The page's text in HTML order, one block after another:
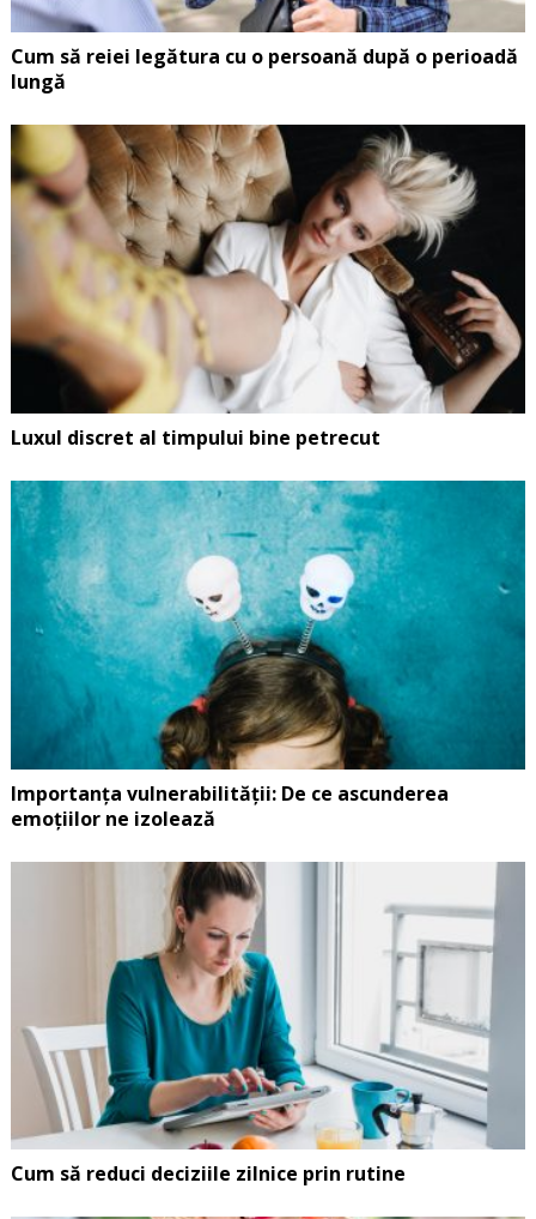
Cum să reiei legătura cu o persoană după o perioadă
lungă
Luxul discret al timpului bine petrecut
Importanța vulnerabilității: De ce ascunderea
emoțiilor ne izolează
Cum să reduci deciziile zilnice prin rutine